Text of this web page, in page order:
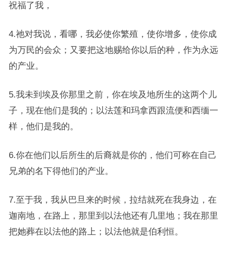
祝福了我，
4.祂对我说，看哪，我必使你繁殖，使你增多，使你成
为万民的会众；又要把这地赐给你以后的种，作为永远
的产业。
5.我未到埃及你那里之前，你在埃及地所生的这两个儿
子，现在他们是我的；以法莲和玛拿西跟流便和西缅一
样，他们是我的。
6.你在他们以后所生的后裔就是你的，他们可称在自己
兄弟的名下得他们的产业。
7.至于我，我从巴旦来的时候，拉结就死在我身边，在
迦南地，在路上，那里到以法他还有几里地；我在那里
把她葬在以法他的路上；以法他就是伯利恒。